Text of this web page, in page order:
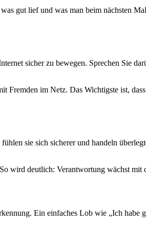
gut lief und was man beim nächsten
sicher zu bewegen. Sprechen Sie
Fremden im Netz. Das Wichtigste ist,
sie sich sicherer und handeln
wird deutlich: Verantwortung wächst mit
Ein einfaches Lob wie „Ich habe